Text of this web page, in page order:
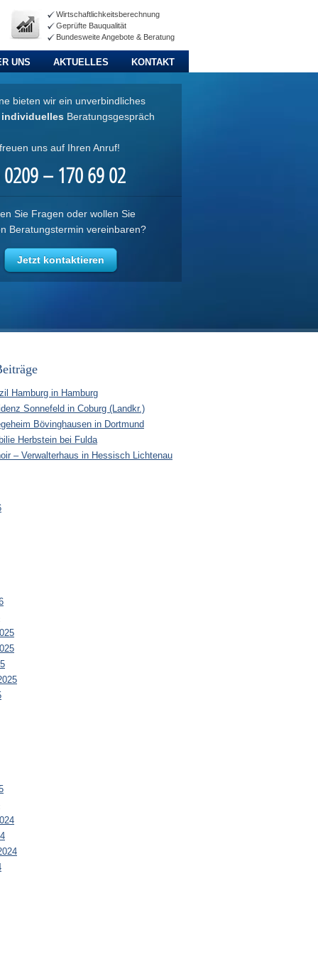
Wirtschaftlichkeitsberechnung
Geprüfte Bauqualität
Bundesweite Angebote & Beratung
UNS AKTUELLES KONTAKT
bieten wir ein unverbindliches
individuelles Beratungsgespräch
uns auf Ihren Anruf!
0209 – 170 69 02
Sie Fragen oder wollen Sie
Beratungstermin vereinbaren?
Jetzt kontaktieren
Hamburg in Hamburg
Sonnefeld in Coburg (Landkr.)
Bövinghausen in Dortmund
Herbstein bei Fulda
– Verwalterhaus in Hessisch Lichtenau